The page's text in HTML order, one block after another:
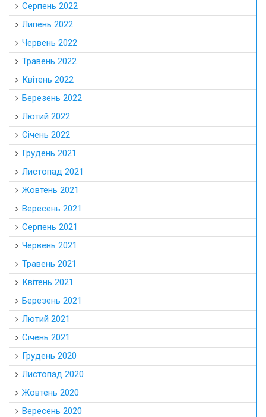
Серпень 2022
Липень 2022
Червень 2022
Травень 2022
Квітень 2022
Березень 2022
Лютий 2022
Січень 2022
Грудень 2021
Листопад 2021
Жовтень 2021
Вересень 2021
Серпень 2021
Червень 2021
Травень 2021
Квітень 2021
Березень 2021
Лютий 2021
Січень 2021
Грудень 2020
Листопад 2020
Жовтень 2020
Вересень 2020